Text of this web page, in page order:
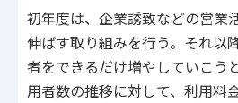
初年度は、企業誘致などの営業
伸ばす取り組みを行う。それ以
者をできるだけ増やしていこう
用者数の推移に対して、利用料